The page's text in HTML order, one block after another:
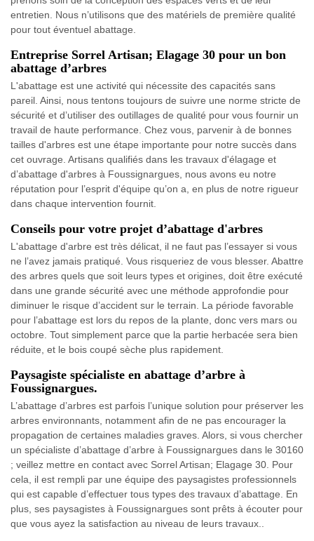
entretien. Nous n’utilisons que des matériels de première qualité
pour tout éventuel abattage.
Entreprise Sorrel Artisan; Elagage 30 pour un bon
abattage d’arbres
L'abattage est une activité qui nécessite des capacités sans
pareil. Ainsi, nous tentons toujours de suivre une norme stricte de
sécurité et d’utiliser des outillages de qualité pour vous fournir un
travail de haute performance. Chez vous, parvenir à de bonnes
tailles d'arbres est une étape importante pour notre succès dans
cet ouvrage. Artisans qualifiés dans les travaux d'élagage et
d’abattage d'arbres à Foussignargues, nous avons eu notre
réputation pour l’esprit d'équipe qu’on a, en plus de notre rigueur
dans chaque intervention fournit.
Conseils pour votre projet d’abattage d'arbres
L'abattage d'arbre est très délicat, il ne faut pas l’essayer si vous
ne l’avez jamais pratiqué. Vous risqueriez de vous blesser. Abattre
des arbres quels que soit leurs types et origines, doit être exécuté
dans une grande sécurité avec une méthode approfondie pour
diminuer le risque d’accident sur le terrain. La période favorable
pour l’abattage est lors du repos de la plante, donc vers mars ou
octobre. Tout simplement parce que la partie herbacée sera bien
réduite, et le bois coupé sèche plus rapidement.
Paysagiste spécialiste en abattage d’arbre à
Foussignargues.
L’abattage d’arbres est parfois l’unique solution pour préserver les
arbres environnants, notamment afin de ne pas encourager la
propagation de certaines maladies graves. Alors, si vous chercher
un spécialiste d’abattage d’arbre à Foussignargues dans le 30160
; veillez mettre en contact avec Sorrel Artisan; Elagage 30. Pour
cela, il est rempli par une équipe des paysagistes professionnels
qui est capable d’effectuer tous types des travaux d’abattage. En
plus, ses paysagistes à Foussignargues sont prêts à écouter pour
que vous ayez la satisfaction au niveau de leurs travaux..